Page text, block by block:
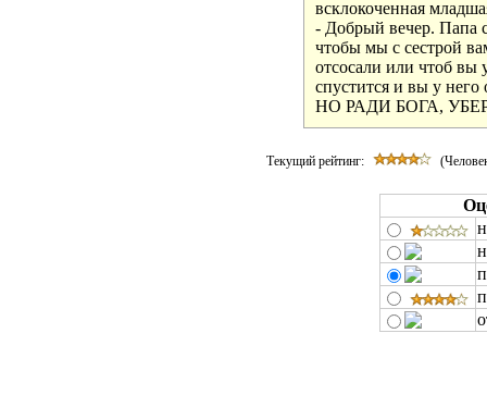
всклокоченная
- Добрый вечер. Папа
чтобы мы с сестрой
отсосали или чтоб вы
спустится и вы у него
НО РАДИ БОГА,
Текущий рейтинг: